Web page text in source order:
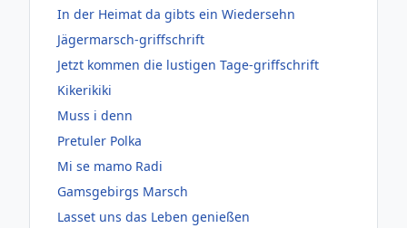
In der Heimat da gibts ein Wiedersehn
Jägermarsch-griffschrift
Jetzt kommen die lustigen Tage-griffschrift
Kikerikiki
Muss i denn
Pretuler Polka
Mi se mamo Radi
Gamsgebirgs Marsch
Lasset uns das Leben genießen